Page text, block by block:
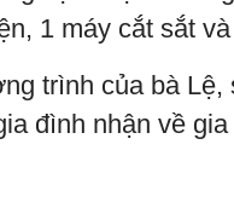
1 máy cắt sắt
trình của bà Lệ,
đình nhận về gia